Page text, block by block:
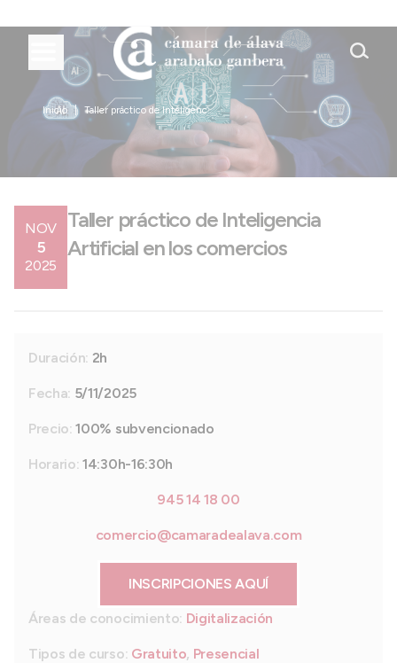
Inicio Taller práctico de Inteligenc...
NOV
5
2025
Taller práctico de Inteligencia
Artificial en los comercios
Duración: 2h
Fecha: 5/11/2025
Precio:100% subvencionado
Horario:14:30h-16:30h
945 14 18 00
comercio@camaradealava.com
INSCRIPCIONES AQUÍ
Áreas de conocimiento: Digitalización
Tipos de curso: Gratuito, Presencial